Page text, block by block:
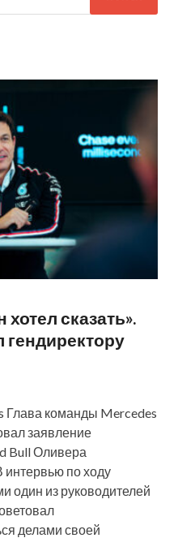
сказать».
гендиректору
Глава команды Mercedes
заявление
Bull Оливера
по ходу
один из руководителей
делами своей